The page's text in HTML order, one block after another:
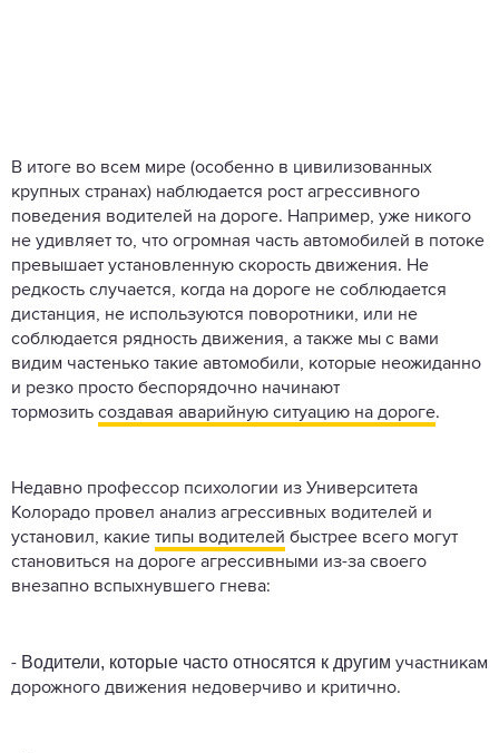
В итоге во всем мире (особенно в цивилизованных
крупных странах) наблюдается рост агрессивного
поведения водителей на дороге. Например, уже никого
не удивляет то, что огромная часть автомобилей в потоке
превышает установленную скорость движения. Не
редкость случается, когда на дороге не соблюдается
дистанция, не используются поворотники, или не
соблюдается рядность движения, а также мы с вами
видим частенько такие автомобили, которые неожиданно
и резко просто беспорядочно начинают
тормозить создавая аварийную ситуацию на дороге.
Недавно профессор психологии из Университета
Колорадо провел анализ агрессивных водителей и
установил, какие типы водителей быстрее всего могут
становиться на дороге агрессивными из-за своего
внезапно вспыхнувшего гнева:
- Водители, которые часто относятся к другим участникам
дорожного движения недоверчиво и критично.